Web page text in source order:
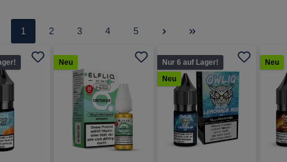
Seite
1 Seite
2 Seite
3 Seite
4 Seite
5
Neu
Nur 6 auf Lager!
Neu
Neu